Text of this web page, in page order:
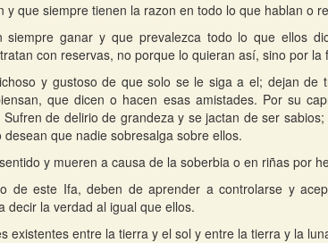
y que siempre tienen la razon en todo lo que hablan o
siempre ganar y que prevalezca todo lo que ellos
con reservas, no porque lo quieran así, sino por la
y gustoso de que solo se le siga a el; dejan de
que dicen o hacen esas amistades. Por su
de delirio de grandeza y se jactan de ser
que nadie sobresalga sobre ellos.
y mueren a causa de la soberbia o en riñas por
de este Ifa, deben de aprender a controlarse y
decir la verdad al igual que ellos.
existentes entre la tierra y el sol y entre la tierra y la